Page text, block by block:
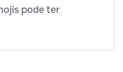
pode ter